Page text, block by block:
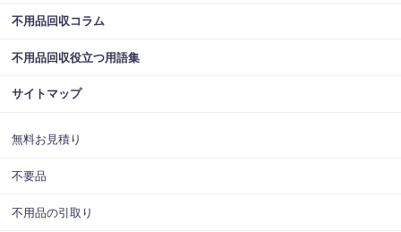
不用品回収コラム
不用品回収役立つ用語集
サイトマップ
無料お見積り
不要品
不用品の引取り